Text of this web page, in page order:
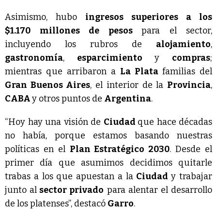
Asimismo, hubo ingresos superiores a los
$1.170 millones de pesos para el sector,
incluyendo los rubros de alojamiento,
gastronomía, esparcimiento y compras;
mientras que arribaron a La Plata familias del
Gran Buenos Aires, el interior de la Provincia,
CABAy otros puntos de Argentina.
“Hoy hay una visión de Ciudad que hace décadas
no había, porque estamos basando nuestras
políticas en el Plan Estratégico 2030. Desde el
primer día que asumimos decidimos quitarle
trabas a los que apuestan a la Ciudady trabajar
junto al sector privado para alentar el desarrollo
de los platenses”, destacó Garro.